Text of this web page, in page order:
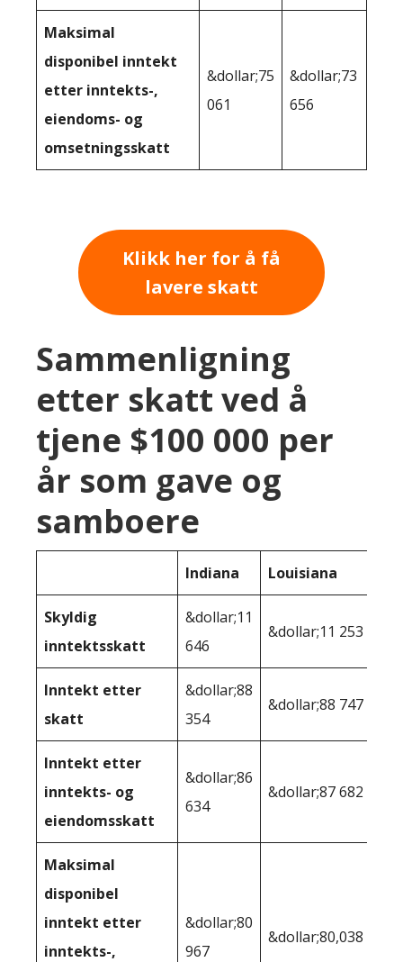
Maksimal
disponibel inntekt
etter inntekts-,
eiendoms- og
omsetningsskatt
&dollar;75
061
&dollar;73
656
Klikk her for å få
lavere skatt
Sammenligning
etter skatt ved å
tjene $100 000 per
år som gave og
samboere
Indiana Louisiana
Skyldig
inntektsskatt
&dollar;11
646
&dollar;11 253
Inntekt etter
skatt
&dollar;88
354
&dollar;88 747
Inntekt etter
inntekts- og
eiendomsskatt
&dollar;86
634
&dollar;87 682
Maksimal
disponibel
inntekt etter
inntekts-,
&dollar;80
967
&dollar;80,038